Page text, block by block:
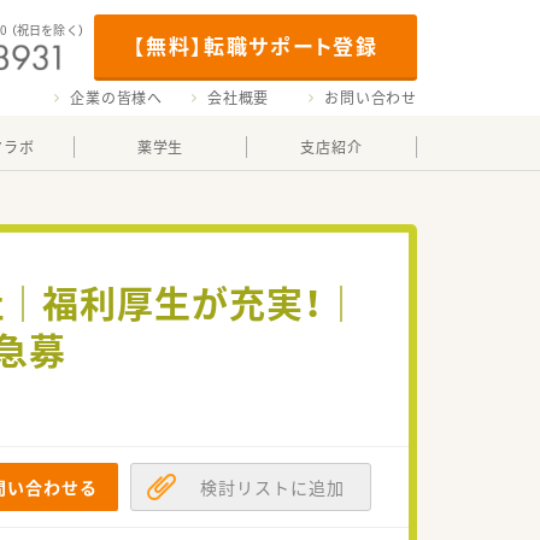
【無料】転職サポート登録
（祝日を除く）
企業の皆様へ 会社概要 お問い合わせ
ボ 薬学生 支店紹介
利厚生が充実！｜
募
合わせる 検討リストに追加